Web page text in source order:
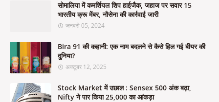
सोमालिया में कमर्शियल शिप हाईजैक, जहाज पर सवार 15
भारतीय क्रू मेंबर, नौसेना की कार्रवाई जारी
जनवरी 05, 2024
Bira 91 की कहानी: एक नाम बदलने से कैसे हिल गई बीयर की
दुनिया?
अक्टूबर 12, 2025
Stock Market में उछाल : Sensex 500 अंक बढ़ा,
Nifty ने पार किया 25,000 का आंकड़ा